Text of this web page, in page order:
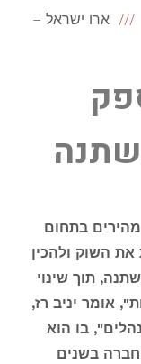
ארו ישראל –
בתחום
את השוק ולהכין
תוך שינוי
אומר יניב רז,
בו הוא
בשנים